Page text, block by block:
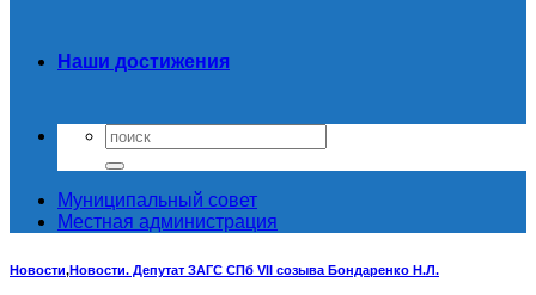
Наши достижения
Муниципальный совет
Местная администрация
Новости,Новости. Депутат ЗАГС СПб VII созыва Бондаренко Н.Л.